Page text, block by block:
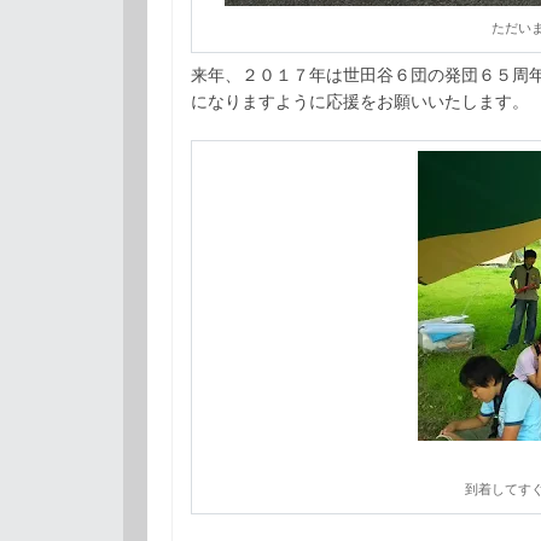
ただい
来年、２０１７年は世田谷６団の発団６５周
になりますように応援をお願いいたします。
到着してす